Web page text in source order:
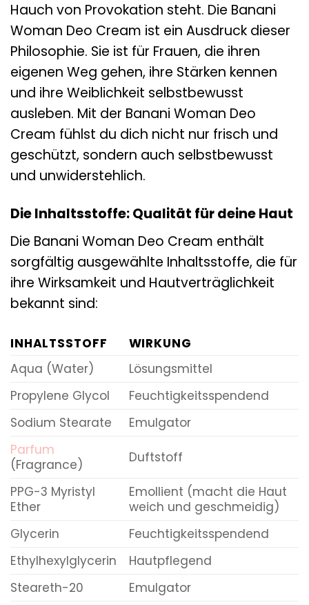
Hauch von Provokation steht. Die Banani
Woman Deo Cream ist ein Ausdruck dieser
Philosophie. Sie ist für Frauen, die ihren
eigenen Weg gehen, ihre Stärken kennen
und ihre Weiblichkeit selbstbewusst
ausleben. Mit der Banani Woman Deo
Cream fühlst du dich nicht nur frisch und
geschützt, sondern auch selbstbewusst
und unwiderstehlich.
Die Inhaltsstoffe: Qualität für deine Haut
Die Banani Woman Deo Cream enthält
sorgfältig ausgewählte Inhaltsstoffe, die für
ihre Wirksamkeit und Hautverträglichkeit
bekannt sind:
INHALTSSTOFF
WIRKUNG
Aqua (Water)
Lösungsmittel
Propylene Glycol
Feuchtigkeitsspendend
Sodium Stearate
Emulgator
Parfum
(Fragrance)
Duftstoff
PPG-3 Myristyl
Ether
Emollient (macht die Haut
weich und geschmeidig)
Glycerin
Feuchtigkeitsspendend
Ethylhexylglycerin
Hautpflegend
Steareth-20
Emulgator